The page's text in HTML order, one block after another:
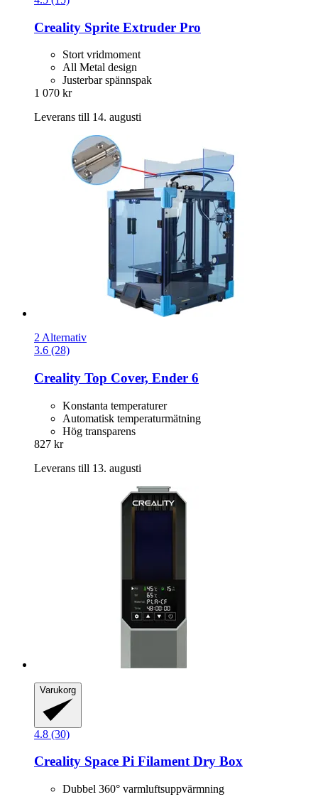
Creality Sprite Extruder Pro
Stort vridmoment
All Metal design
Justerbar spännspak
1 070 kr
Leverans till 14. augusti
2 Alternativ
3.6 (28)
Creality Top Cover, Ender 6
Konstanta temperaturer
Automatisk temperaturmätning
Hög transparens
827 kr
Leverans till 13. augusti
Varukorg
4.8 (30)
Creality Space Pi Filament Dry Box
Dubbel 360° varmluftsuppvärmning